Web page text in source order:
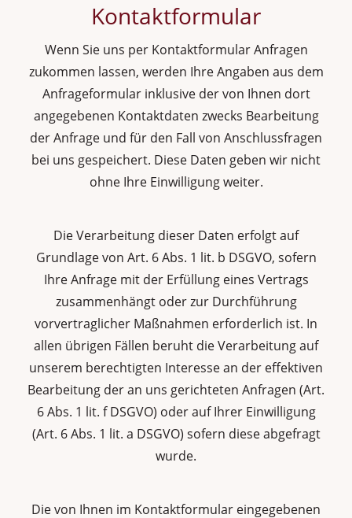
Kontaktformular
Wenn Sie uns per Kontaktformular Anfragen
zukommen lassen, werden Ihre Angaben aus dem
Anfrageformular inklusive der von Ihnen dort
angegebenen Kontaktdaten zwecks Bearbeitung
der Anfrage und für den Fall von Anschlussfragen
bei uns gespeichert. Diese Daten geben wir nicht
ohne Ihre Einwilligung weiter.
Die Verarbeitung dieser Daten erfolgt auf
Grundlage von Art. 6 Abs. 1 lit. b DSGVO, sofern
Ihre Anfrage mit der Erfüllung eines Vertrags
zusammenhängt oder zur Durchführung
vorvertraglicher Maßnahmen erforderlich ist. In
allen übrigen Fällen beruht die Verarbeitung auf
unserem berechtigten Interesse an der effektiven
Bearbeitung der an uns gerichteten Anfragen (Art.
6 Abs. 1 lit. f DSGVO) oder auf Ihrer Einwilligung
(Art. 6 Abs. 1 lit. a DSGVO) sofern diese abgefragt
wurde.
Die von Ihnen im Kontaktformular eingegebenen